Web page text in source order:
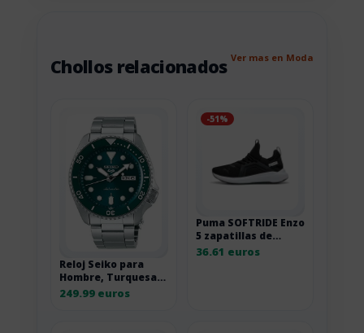
Chollos relacionados Ver mas en Moda
Reloj Seiko para
Hombre, Turquesa,
Sport, 1K1
249.99 euros
-51%
Puma SOFTRIDE Enzo
5 zapatillas de
correr de carretera
36.61 euros